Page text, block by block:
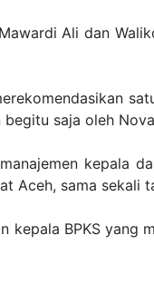
Ali dan
saja oleh
kepala
Aceh, sama sekali
kepala BPKS